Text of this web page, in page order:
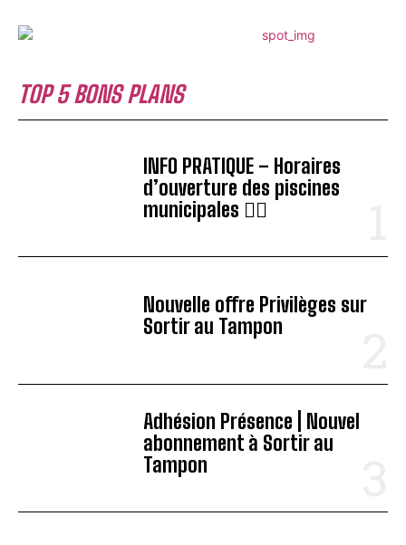
TOP 5 BONS PLANS
INFO PRATIQUE – Horaires
d’ouverture des piscines
municipales 🏊‍♂️
Nouvelle offre Privilèges sur
Sortir au Tampon
Adhésion Présence | Nouvel
abonnement à Sortir au
Tampon